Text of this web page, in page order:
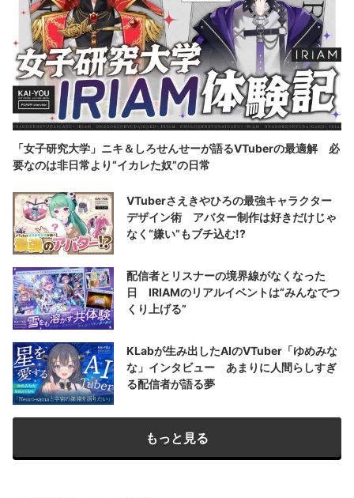
「女子研究大学」ニキ＆しろせんせーが語るVTuberの最適解 必
要なのは非日常より“イカレた奴”の日常
VTuberさえきやひろの最強キャラクター
デザイン術 アバター制作は好きだけじゃ
なく“嫌い”もブチ込む!?
配信者とリスナーの境界線がなくなった
日 IRIAMのリアルイベントは“みんなでつ
くり上げる”
KLabが生み出したAIのVTuber「ゆめみな
な」インタビュー あまりに人間らしすぎ
る配信者が語る夢
もっと見る